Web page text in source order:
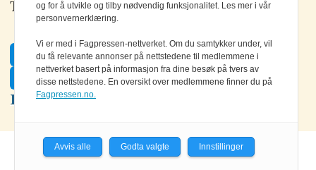
Tips oss:tips@elektronikkforlaget.no
Facebook
Twitter
LinkedIn
og for å utvikle og tilby nødvendig funksjonalitet. Les mer i vår
personvernerklæring.
Vi er med i Fagpressen-nettverket. Om du samtykker under, vil
du få relevante annonser på nettstedene til medlemmene i
nettverket basert på informasjon fra dine besøk på tvers av
disse nettstedene. En oversikt over medlemmene finner du på
Fagpressen.no.
Avvis alle Godta valgte Innstillinger